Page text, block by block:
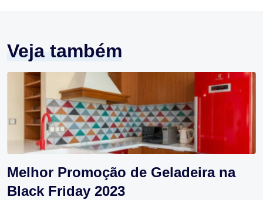
Veja também
Melhor Promoção de Geladeira na
Black Friday 2023